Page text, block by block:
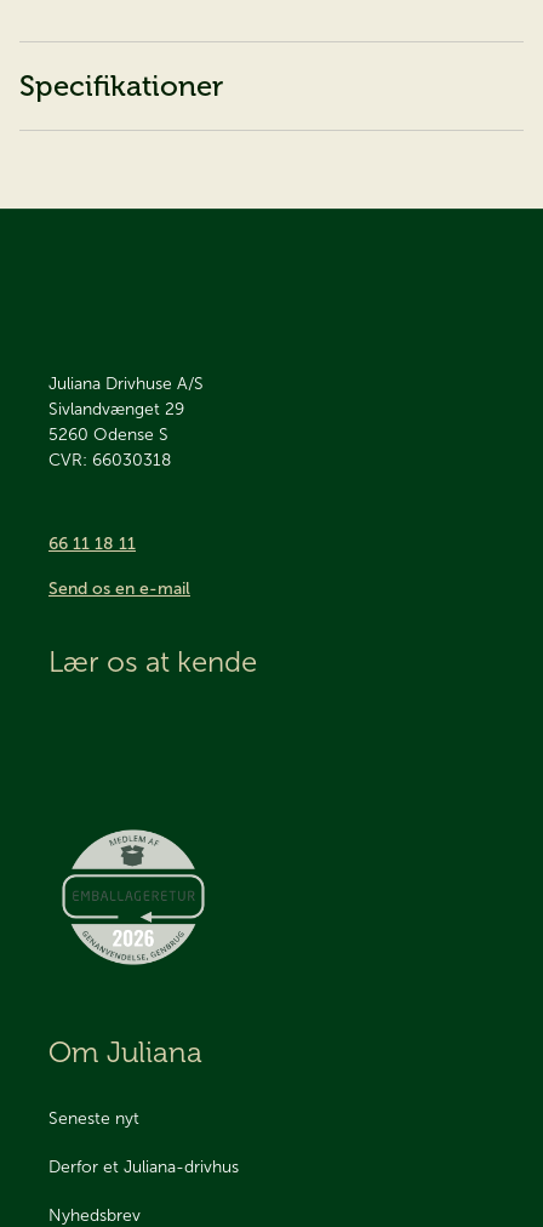
Specifikationer
Juliana Drivhuse A/S
Sivlandvænget 29
5260 Odense S
CVR: 66030318
66 11 18 11
Send os en e-mail
Lær os at kende
Om Juliana
Seneste nyt
Derfor et Juliana-drivhus
Nyhedsbrev